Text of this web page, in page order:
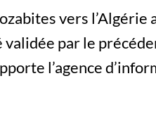
vers l’Algérie
par le
l’agence